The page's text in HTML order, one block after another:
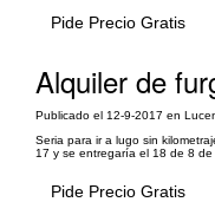
Pide Precio Gratis
Alquiler de
Publicado el 12-9-2017 en
Seria para ir a lugo sin
17 y se entregaría el 18 de 8
Pide Precio Gratis